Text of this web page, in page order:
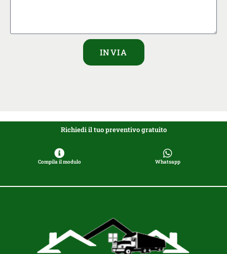
INVIA
Richiedi il tuo preventivo gratuito
Compila il modulo Whatsapp